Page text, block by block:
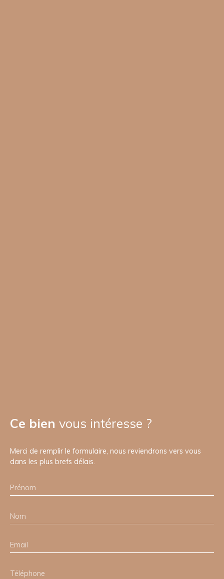
Ce bien vous intéresse ?
Merci de remplir le formulaire, nous reviendrons vers vous
dans les plus brefs délais.
Prénom
Nom
Email
Téléphone